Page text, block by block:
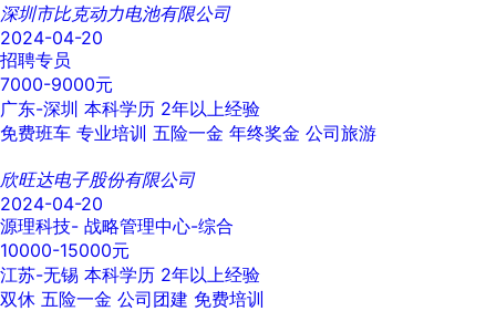
深圳市比克动力电池有限公司
2024-04-20
招聘专员
7000-9000元
广东-深圳 本科学历 2年以上经验
免费班车 专业培训 五险一金 年终奖金 公司旅游
欣旺达电子股份有限公司
2024-04-20
源理科技- 战略管理中心-综合
10000-15000元
江苏-无锡 本科学历 2年以上经验
双休 五险一金 公司团建 免费培训